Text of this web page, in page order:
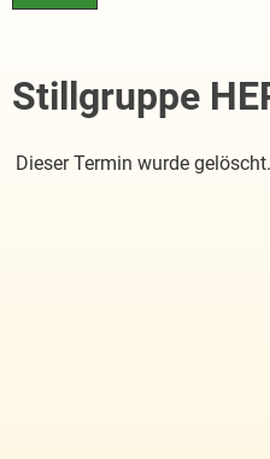
Stillgruppe
Dieser Termin wurde gelöscht.